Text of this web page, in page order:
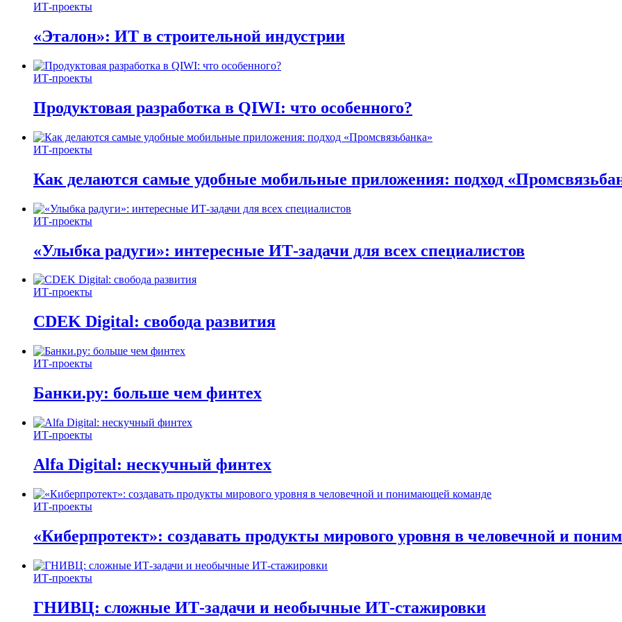
ИТ-проекты
«Эталон»: ИТ в строительной индустрии
ИТ-проекты
Продуктовая разработка в QIWI: что особенного?
ИТ-проекты
Как делаются самые удобные мобильные приложения: подход
ИТ-проекты
«Улыбка радуги»: интересные ИТ-задачи для всех специалистов
ИТ-проекты
CDEK Digital: свобода развития
ИТ-проекты
Банки.ру: больше чем финтех
ИТ-проекты
Alfa Digital: нескучный финтех
ИТ-проекты
«Киберпротект»: создавать продукты мирового уровня в человечной и
ИТ-проекты
ГНИВЦ: сложные ИТ‑задачи и необычные ИТ‑стажировки